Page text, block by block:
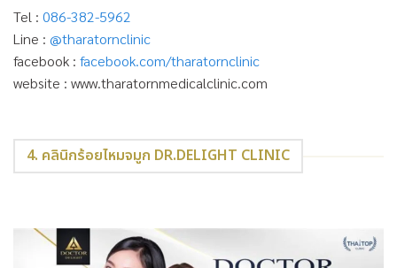
Tel : 086-382-5962
Line : @tharatornclinic
facebook : facebook.com/tharatornclinic
website : www.tharatornmedicalclinic.com
4. คลินิกร้อยไหมจมูก DR.DELIGHT CLINIC